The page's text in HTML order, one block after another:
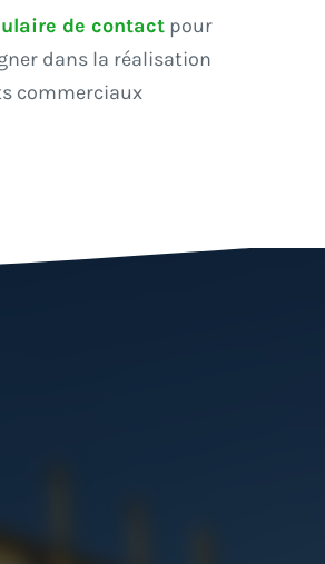
de contactpour
dans la réalisation
commerciaux